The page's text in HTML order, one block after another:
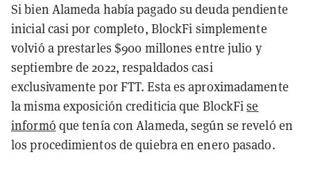
Si bien Alameda había pagado su deuda pendiente
inicial casi por completo, BlockFi simplemente
volvió a prestarles $900 millones entre julio y
septiembre de 2022, respaldados casi
exclusivamente por FTT. Esta es aproximadamente
la misma exposición crediticia que BlockFise
informó que tenía con Alameda, según se reveló en
los procedimientos de quiebra en enero pasado.